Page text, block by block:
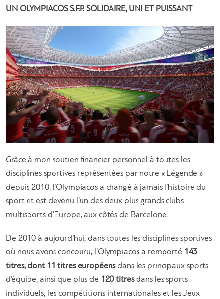
UN OLYMPIACOS S.F.P. SOLIDAIRE, UNI ET PUISSANT
Grâce à mon soutien financier personnel à toutes les
disciplines sportives représentées par notre « Légende »
depuis 2010, l’Olympiacos a changé à jamais l’histoire du
sport et est devenu l’un des deux plus grands clubs
multisports d’Europe, aux côtés de Barcelone.
De 2010 à aujourd’hui, dans toutes les disciplines sportives
où nous avons concouru, l’Olympiacos a remporté 143
titres, dont 11 titres européensdans les principaux sports
d’équipe, ainsi que plus de 120 titresdans les sports
individuels, les compétitions internationales et les Jeux